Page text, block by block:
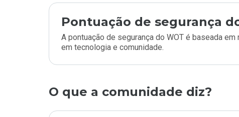
Pontuação de segurança
A pontuação de segurança do WOT é baseada
em tecnologia e comunidade.
O que a comunidade diz?